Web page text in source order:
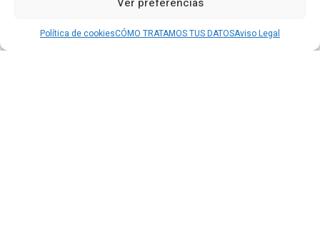
Política de cookiesCÓMO TRATAMOS TUS DATOSAviso Legal
09 de diciembre de 2020